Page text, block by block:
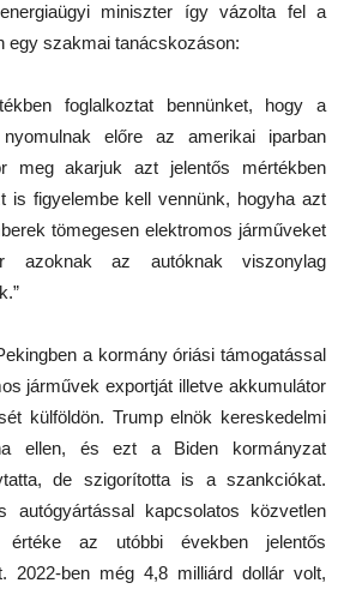
miniszter így vázolta fel a
egy szakmai tanácskozáson:
foglalkoztat bennünket, hogy a
előre az amerikai iparban
meg akarjuk azt jelentős mértékben
is figyelembe kell vennünk, hogyha azt
tömegesen elektromos járműveket
azoknak az autóknak viszonylag
a kormány óriási támogatással
járművek exportját illetve akkumulátor
külföldön. Trump elnök kereskedelmi
ellen, és ezt a Biden kormányzat
de szigorította is a szankciókat.
autógyártással kapcsolatos közvetlen
értéke az utóbbi években jelentős
2022-ben még 4,8 milliárd dollár volt,